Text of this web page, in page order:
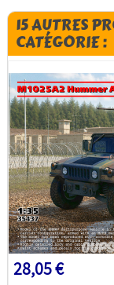
15 AUTRES
CATÉGORIE :
28,05 €